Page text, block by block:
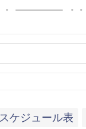
スケジュール表